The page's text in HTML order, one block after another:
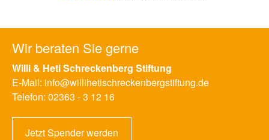
Wir beraten Sie gerne
Willi & Heti Schreckenberg Stiftung
E-Mail: info@willihetischreckenbergstiftung.de
Telefon: 02363 - 3 12 16
Jetzt Spender werden